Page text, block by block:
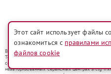
Политика
Вся информация на сайте носит исключительно
Товарные знаки используются исключительно
сервисные центры srt.lg-fixim.ru предоставляют
неавторизованных сервисных центрах srt.lg-
Этот сайт использует файлы
ознакомиться с правилами
файлов cookie